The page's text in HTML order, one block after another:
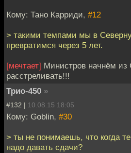
Кому: Тано Карриди, #12
> такими темпами мы в
превратимся через 5 лет.
[мечтает] Министров начнём из
расстреливать!!!
Трио-450 »
#132 | 10.08.15 18:05
Кому: Goblin, #30
> ты не понимаешь, что когда
надо давать сдачи?